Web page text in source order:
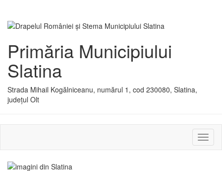
Primăria Municipiului
Slatina
Strada Mihail Kogălniceanu, numărul 1, cod 230080, Slatina,
județul Olt
sau